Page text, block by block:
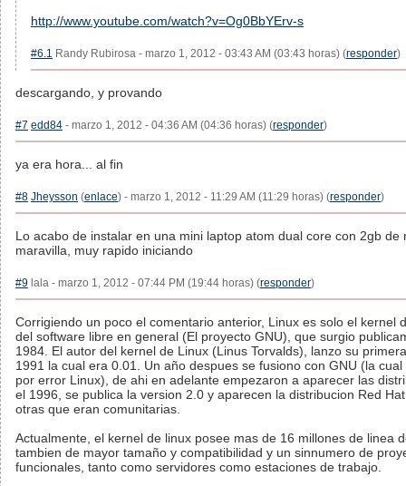
http://www.youtube.com/watch?v=Og0BbYErv-s
#6.1 Randy Rubirosa - marzo 1, 2012 - 03:43 AM (03:43 horas) (responder)
descargando, y provando
#7 edd84 - marzo 1, 2012 - 04:36 AM (04:36 horas) (responder)
ya era hora... al fin
#8 Jheysson (enlace) - marzo 1, 2012 - 11:29 AM (11:29 horas) (responder)
Lo acabo de instalar en una mini laptop atom dual core con 2gb de
maravilla, muy rapido iniciando
#9 lala - marzo 1, 2012 - 07:44 PM (19:44 horas) (responder)
Corrigiendo un poco el comentario anterior, Linux es solo el kernel
del software libre en general (El proyecto GNU), que surgio
1984. El autor del kernel de Linux (Linus Torvalds), lanzo su
1991 la cual era 0.01. Un año despues se fusiono con GNU (la
por error Linux), de ahi en adelante empezaron a aparecer las
el 1996, se publica la version 2.0 y aparecen la distribucion Red
otras que eran comunitarias.
Actualmente, el kernel de linux posee mas de 16 millones de linea
tambien de mayor tamaño y compatibilidad y un sinnumero de
funcionales, tanto como servidores como estaciones de trabajo.